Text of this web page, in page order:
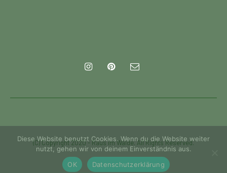
(C) Copyright 2020 - Raus im Walde. All Rights Reserved.
Diese Website benutzt Cookies. Wenn du die Website weiter
nutzt, gehen wir von deinem Einverständnis aus.
OK
Datenschutzerklärung